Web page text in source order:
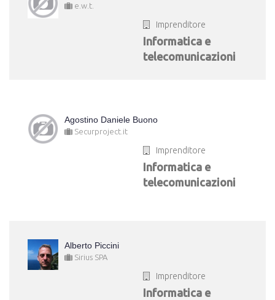
e.w.t.
Imprenditore
Informatica e
telecomunicazioni
Agostino Daniele Buono
Securproject.it
Imprenditore
Informatica e
telecomunicazioni
Alberto Piccini
Sirius SPA
Imprenditore
Informatica e